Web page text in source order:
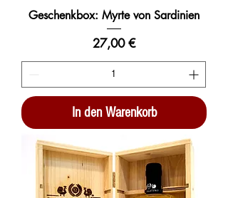
Geschenkbox: Myrte von Sardinien
Preis
27,00 €
In den Warenkorb